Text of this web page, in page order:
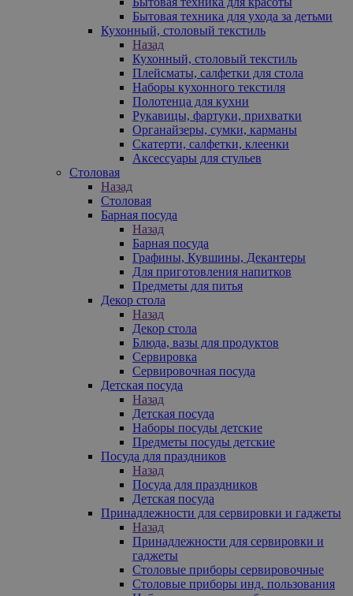
Бытовая техника для ухода за детьми
Кухонный, столовый текстиль
Назад
Кухонный, столовый текстиль
Плейсматы, салфетки для стола
Наборы кухонного текстиля
Полотенца для кухни
Рукавицы, фартуки, прихватки
Органайзеры, сумки, карманы
Скатерти, салфетки, клеенки
Аксессуары для стульев
Столовая
Назад
Столовая
Барная посуда
Назад
Барная посуда
Графины, Кувшины, Декантеры
Для приготовления напитков
Предметы для питья
Декор стола
Назад
Декор стола
Блюда, вазы для продуктов
Сервировка
Сервировочная посуда
Детская посуда
Назад
Детская посуда
Наборы посуды детские
Предметы посуды детские
Посуда для праздников
Назад
Посуда для праздников
Детская посуда
Принадлежности для сервировки и гаджеты
Назад
Принадлежности для сервировки и
гаджеты
Столовые приборы сервировочные
Столовые приборы инд. пользования